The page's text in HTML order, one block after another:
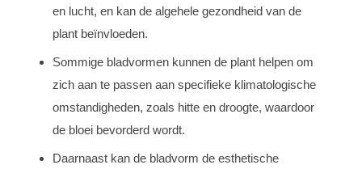
en lucht, en kan de algehele gezondheid van de
plant beïnvloeden.
Sommige bladvormen kunnen de plant helpen om
zich aan te passen aan specifieke klimatologische
omstandigheden, zoals hitte en droogte, waardoor
de bloei bevorderd wordt.
Daarnaast kan de bladvorm de esthetische